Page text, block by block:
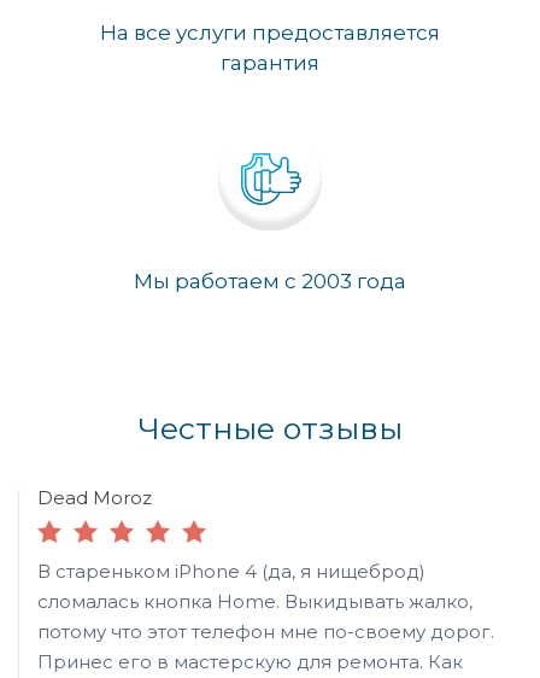
На все услуги предоставляется
гарантия
Мы работаем с 2003 года
Честные отзывы
Dead Moroz
В стареньком iPhone 4 (да, я нищеброд)
сломалась кнопка Home. Выкидывать жалко,
потому что этот телефон мне по-своему дорог.
Принес его в мастерскую для ремонта. Как